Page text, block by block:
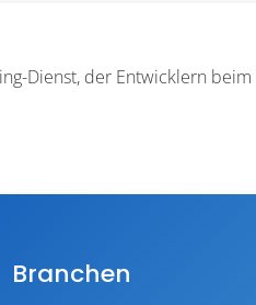
Dienst, der Entwicklern
Branchen